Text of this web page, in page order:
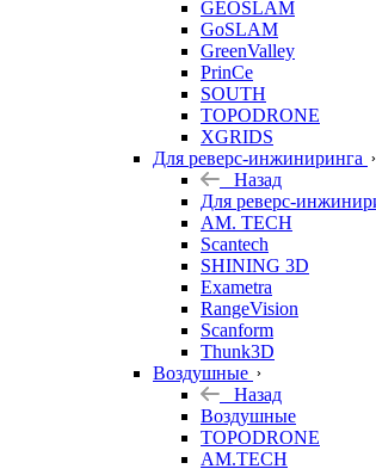
GEOSLAM
GoSLAM
GreenValley
PrinCe
SOUTH
TOPODRONE
XGRIDS
Для реверс-инжиниринга
Назад
Для реверс-
AM. TECH
Scantech
SHINING 3D
Exametra
RangeVision
Scanform
Thunk3D
Воздушные
Назад
Воздушные
TOPODRONE
AM.TECH